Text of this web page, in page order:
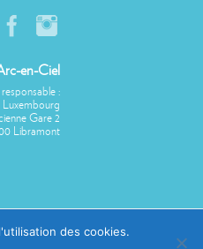
en-Ciel
:
Luxembourg
Gare 2
Libramont
des cookies.